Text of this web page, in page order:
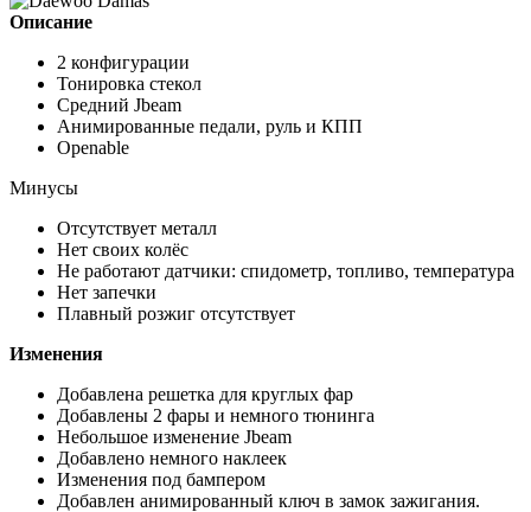
Описание
2 конфигурации
Тонировка стекол
Средний Jbeam
Анимированные педали, руль и КПП
Оpenable
Минусы
Отсутствует металл
Нет своих колёс
Не работают датчики: спидометр, топливо, температура
Нет запечки
Плавный розжиг отсутствует
Изменения
Добавлена решетка для круглых фар
Добавлены 2 фары и немного тюнинга
Небольшое изменение Jbeam
Добавлено немного наклеек
Изменения под бампером
Добавлен анимированный ключ в замок зажигания.